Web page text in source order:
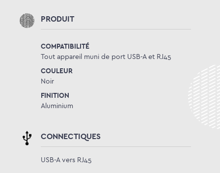
PRODUIT
COMPATIBILITÉ
Tout appareil muni de port USB-A et RJ45
COULEUR
Noir
FINITION
Aluminium
CONNECTIQUES
USB-A vers RJ45